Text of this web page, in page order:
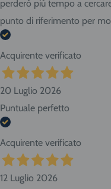
perderò più tempo a
punto di riferimento per
Acquirente verificato
20 Luglio 2026
Puntuale perfetto
Acquirente verificato
12 Luglio 2026